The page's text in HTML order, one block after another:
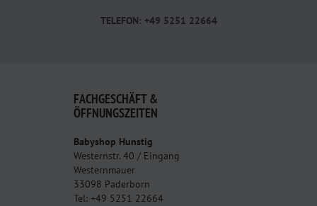
TELEFON: +49 5251 22664
FACHGESCHÄFT &
ÖFFNUNGSZEITEN
Babyshop Hunstig
Westernstr. 40 / Eingang
Westernmauer
33098 Paderborn
Tel: +49 5251 22664